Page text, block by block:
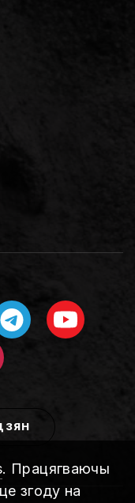
. Працягваючы
згоду на